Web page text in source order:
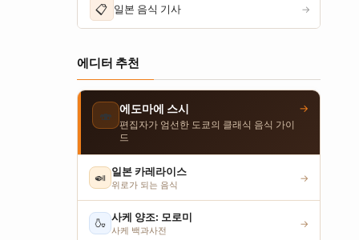
📋 일본 음식 기사 →
에디터 추천
🍣 에도마에 스시
편집자가 엄선한 도쿄의 클래식 음식 가이
드
→
🍛 일본 카레라이스
위로가 되는 음식
→
🍶 사케 양조: 모로미
사케 백과사전
→